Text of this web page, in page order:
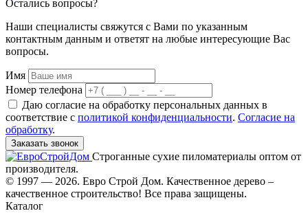
Остались вопросы?
Наши специалисты свяжутся с Вами по указанным
контактным данным и ответят на любые интересующие Вас
вопросы.
Имя
Номер телефона
Даю согласие на обработку персональных данных в
соответствие с политикой конфиденциальности. Согласие на
обработку.
Заказать звонок
Строганные сухие пиломатериалы оптом от
производителя.
© 1997 — 2026. Евро Строй Дом. Качественное дерево –
качественное строительство! Все права защищены.
Каталог